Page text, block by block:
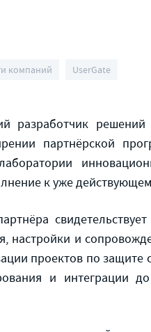
компаний UserGate
разработчик
партнёрской
к уже
настройки и
проектов по
и интеграции